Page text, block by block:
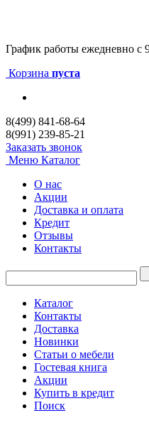
График работы ежедневно с
Корзина пуста
8(499) 841-68-64
8(991) 239-85-21
Заказать звонок
Меню Каталог
О нас
Акции
Доставка и оплата
Кредит
Отзывы
Контакты
Каталог
Контакты
Доставка
Новинки
Статьи о мебели
Гостевая книга
Акции
Купить в кредит
Поиск